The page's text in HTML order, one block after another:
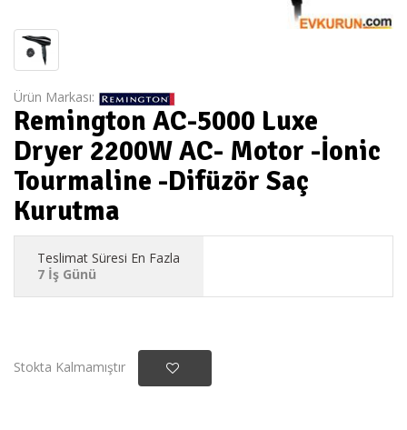
Ürün Markası:
Remington AC-5000 Luxe
Dryer 2200W AC- Motor -İonic
Tourmaline -Difüzör Saç
Kurutma
Teslimat Süresi En Fazla
7 İş Günü
Stokta Kalmamıştır